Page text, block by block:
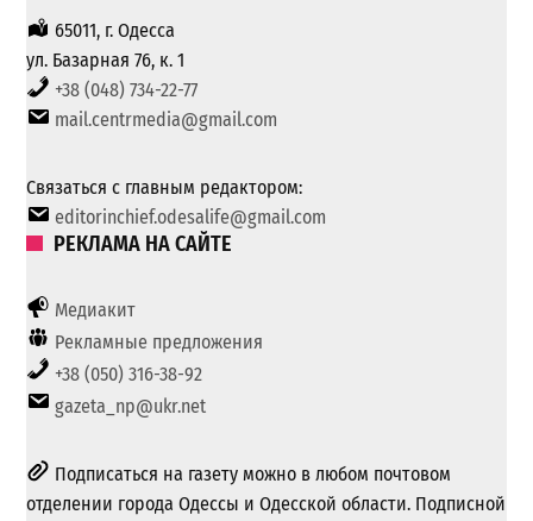
65011, г. Одесса
ул. Базарная 76, к. 1
+38 (048) 734-22-77
mail.centrmedia@gmail.com
Связаться с главным редактором:
editorinchief.odesalife@gmail.com
РЕКЛАМА НА САЙТЕ
Медиакит
Рекламные предложения
+38 (050) 316-38-92
gazeta_np@ukr.net
Подписаться на газету можно в любом почтовом
отделении города Одессы и Одесской области. Подписной